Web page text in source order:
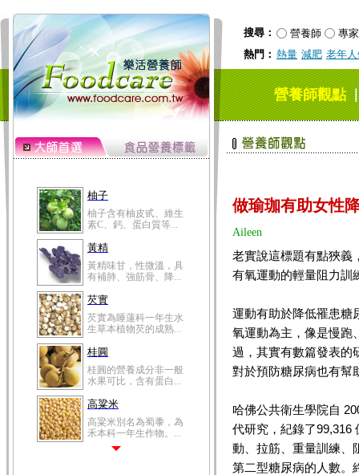
搜尋： 營養師
專家
熱門： 熱量 減肥 老年
營養師觀點
柚子
柚子含有柚皮甙、維生
素C、鈣、蛋白質等...
黃精
黃精味甘，性微溫，具
有補肺、強筋骨、降...
芡實
芡實為睡蓮科一年生水
生草本植物芡的成熟...
桂圓
桂圓的營養成分非一般
水果可比，含有蛋白...
高粱米
高粱米別名為蜀黍，為
禾本科一年生作物。...
做瑜珈有助女性
Aileen
老實說這標題有點狹義
有氧運動的輕量阻力訓
運動有助於降低罹患糖
氧運動為主，像是慢
過，其實有數篇發表的
對於預防糖尿病也有幫
哈佛公共衛生學院自
代研究，紀錄了99,316
動、拉筋、重量訓練、
第二型糖尿病的人數。